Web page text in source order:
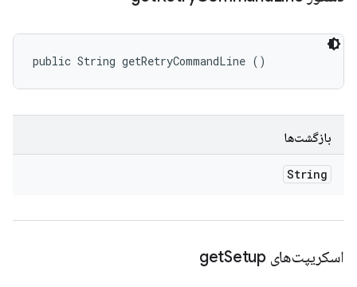
public String getRetryCommandLine ()
بازگشت‌ها
String
اسکریپت‌های getSetup